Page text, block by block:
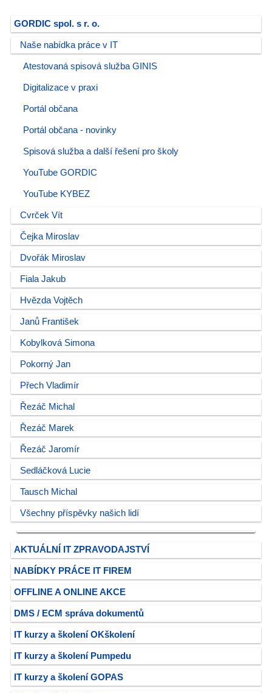
GORDIC spol. s r. o.
Naše nabídka práce v IT
Atestovaná spisová služba GINIS
Digitalizace v praxi
Portál občana
Portál občana - novinky
Spisová služba a další řešení pro školy
YouTube GORDIC
YouTube KYBEZ
Cvrček Vít
Čejka Miroslav
Dvořák Miroslav
Fiala Jakub
Hvězda Vojtěch
Janů František
Kobylková Simona
Pokorný Jan
Přech Vladimír
Řezáč Michal
Řezáč Marek
Řezáč Jaromír
Sedláčková Lucie
Tausch Michal
Všechny příspěvky našich lidí
AKTUÁLNÍ IT ZPRAVODAJSTVÍ
NABÍDKY PRÁCE IT FIREM
OFFLINE A ONLINE AKCE
DMS / ECM správa dokumentů
IT kurzy a školení OKškolení
IT kurzy a školení Pumpedu
IT kurzy a školení GOPAS